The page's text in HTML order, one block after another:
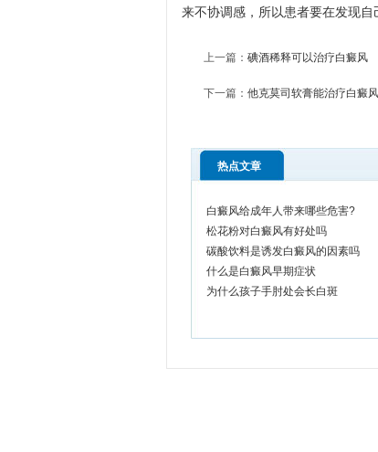
来不协调感，所以患者要在发现自
上一篇： 碘酒稀释可以治疗白癜风
下一篇： 他克莫司软膏能治疗白癜风
热点文章
白癜风给成年人带来哪些危害?
松花粉对白癜风有好处吗
碳酸饮料是诱发白癜风的因素吗
什么是白癜风早期症状
为什么孩子手肘处会长白斑